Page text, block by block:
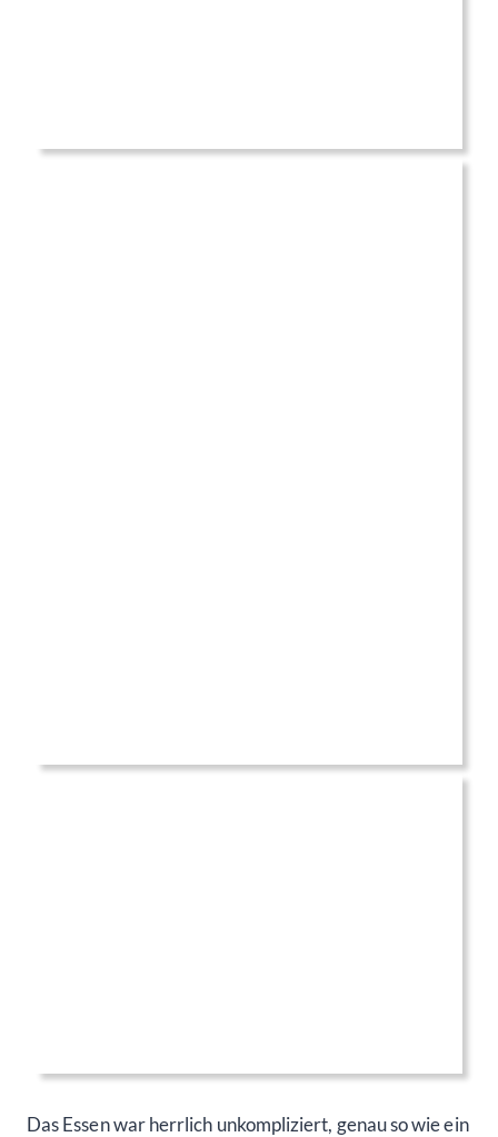
Das Essen war herrlich unkompliziert, genau so wie ein